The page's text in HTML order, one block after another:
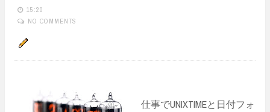
15:20
NO COMMENTS
仕事でUNIXTIMEと日付フォ